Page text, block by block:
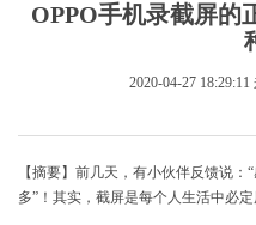
OPPO手机录截屏的
2020-04-27 18:29:11
【摘要】前几天，有小伙伴反馈说
多”！其实，截屏是每个人生活中必定